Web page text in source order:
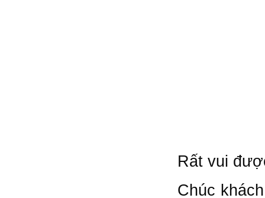
Rất vui
Chúc